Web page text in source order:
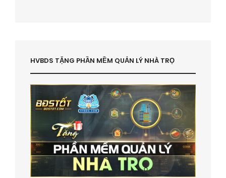
HVBDS TẶNG PHẦN MỀM QUẢN LÝ NHÀ TRỌ